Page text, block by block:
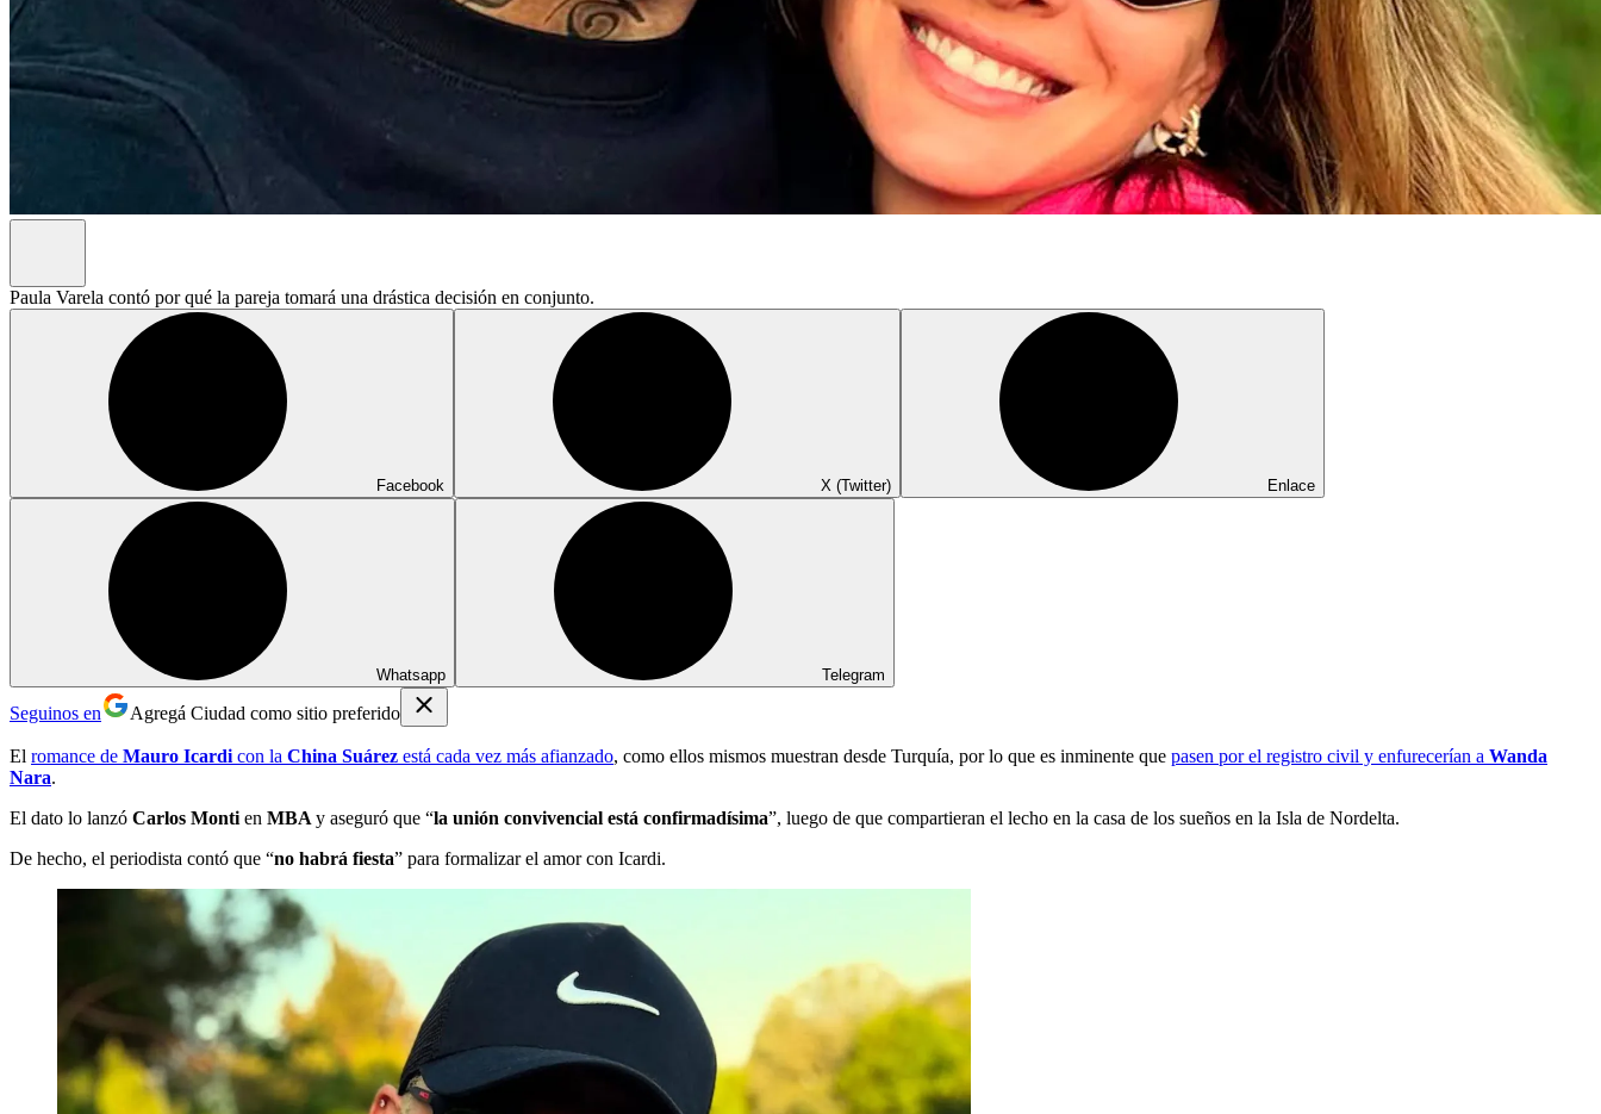
Paula Varela contó por qué la pareja tomará una drástica decisión en conjunto.
Facebook X (Twitter) Enlace
Whatsapp Telegram
Seguinos en Agregá Ciudad como sitio preferido
El romance de Mauro Icardi con la China Suárez está cada vez más afianzado, como ellos mismos muestran desde Turquía, por lo que es inminente que pasen por el registro civil y enfurecerían a Wanda
Nara.
El dato lo lanzó Carlos Monti en MBA y aseguró que “la unión convivencial está confirmadísima”, luego de que compartieran el lecho en la casa de los sueños en la Isla de Nordelta.
De hecho, el periodista contó que “no habrá fiesta” para formalizar el amor con Icardi.